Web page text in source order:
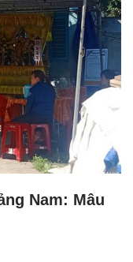
Nam: Mâu